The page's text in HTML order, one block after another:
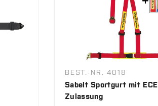
BEST.-NR. 4018
Sabelt Sportgurt mit ECE
Zulassung